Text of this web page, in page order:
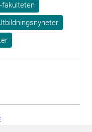
fakulteten